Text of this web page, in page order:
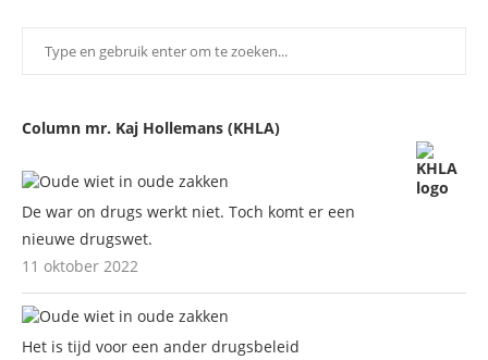
Column mr. Kaj Hollemans (KHLA)
De war on drugs werkt niet. Toch komt er een
nieuwe drugswet.
11 oktober 2022
Het is tijd voor een ander drugsbeleid